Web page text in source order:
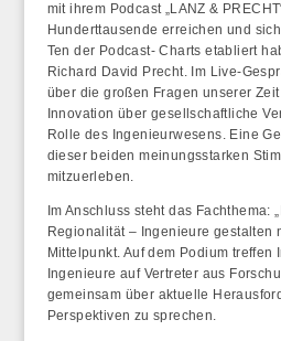
mit ihrem Podcast „LANZ &
Hunderttausende erreichen und
Ten der Podcast- Charts etabliert
Richard David Precht. Im Live-
über die großen Fragen unserer
Innovation über gesellschaftliche
Rolle des Ingenieurwesens. Eine
dieser beiden meinungsstarken
mitzuerleben.
Im Anschluss steht das Fachthema:
Regionalität – Ingenieure gestalten
Mittelpunkt. Auf dem Podium treffen
Ingenieure auf Vertreter aus
gemeinsam über aktuelle
Perspektiven zu sprechen.